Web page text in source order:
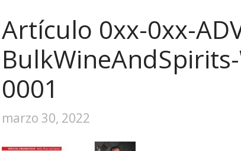
Artículo 0xx-0xx-
0001
marzo 30, 2022